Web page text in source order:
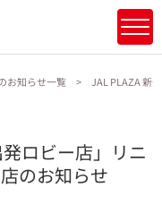
お知らせ一覧 JAL PLAZA 新
ロビー店」リニ
のお知らせ